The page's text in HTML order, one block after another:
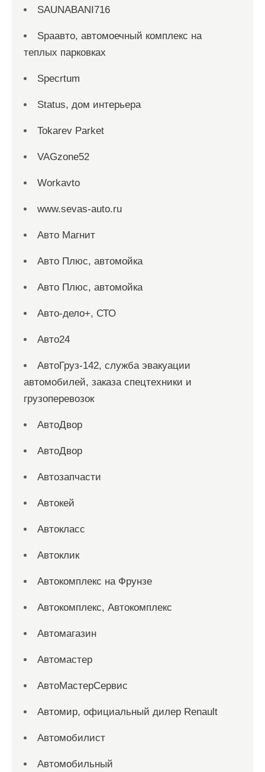
SAUNABANI716
Spaавто, автомоечный комплекс на
теплых парковках
Specrtum
Status, дом интерьера
Tokarev Parket
VAGzone52
Workavto
www.sevas-auto.ru
Авто Магнит
Авто Плюс, автомойка
Авто Плюс, автомойка
Авто-дело+, СТО
Авто24
АвтоГруз-142, служба эвакуации
автомобилей, заказа спецтехники и
грузоперевозок
АвтоДвор
АвтоДвор
Автозапчасти
Автокей
Автокласс
Автоклик
Автокомплекс на Фрунзе
Автокомплекс, Автокомплекс
Автомагазин
Автомастер
АвтоМастерСервис
Автомир, официальный дилер Renault
Автомобилист
Автомобильный